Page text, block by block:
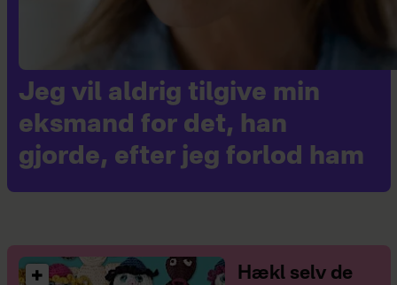
Jeg vil aldrig tilgive min
eksmand for det, han
gjorde, efter jeg forlod ham
Hækl selv de